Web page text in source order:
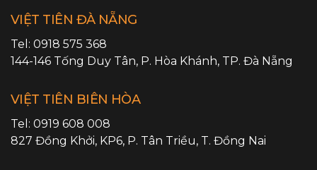
VIỆT TIÊN ĐÀ NẴNG
Tel: 0918 575 368
144-146 Tống Duy Tân, P. Hòa Khánh, TP. Đà Nẵng
VIỆT TIÊN BIÊN HÒA
Tel: 0919 608 008
827 Đồng Khởi, KP6, P. Tân Triều, T. Đồng Nai